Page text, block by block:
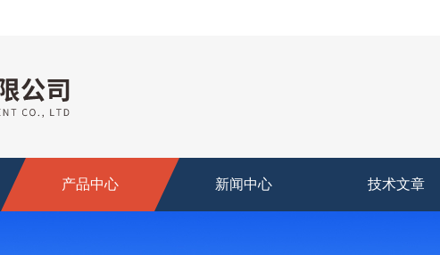
产品中心 新闻中心 技术文章